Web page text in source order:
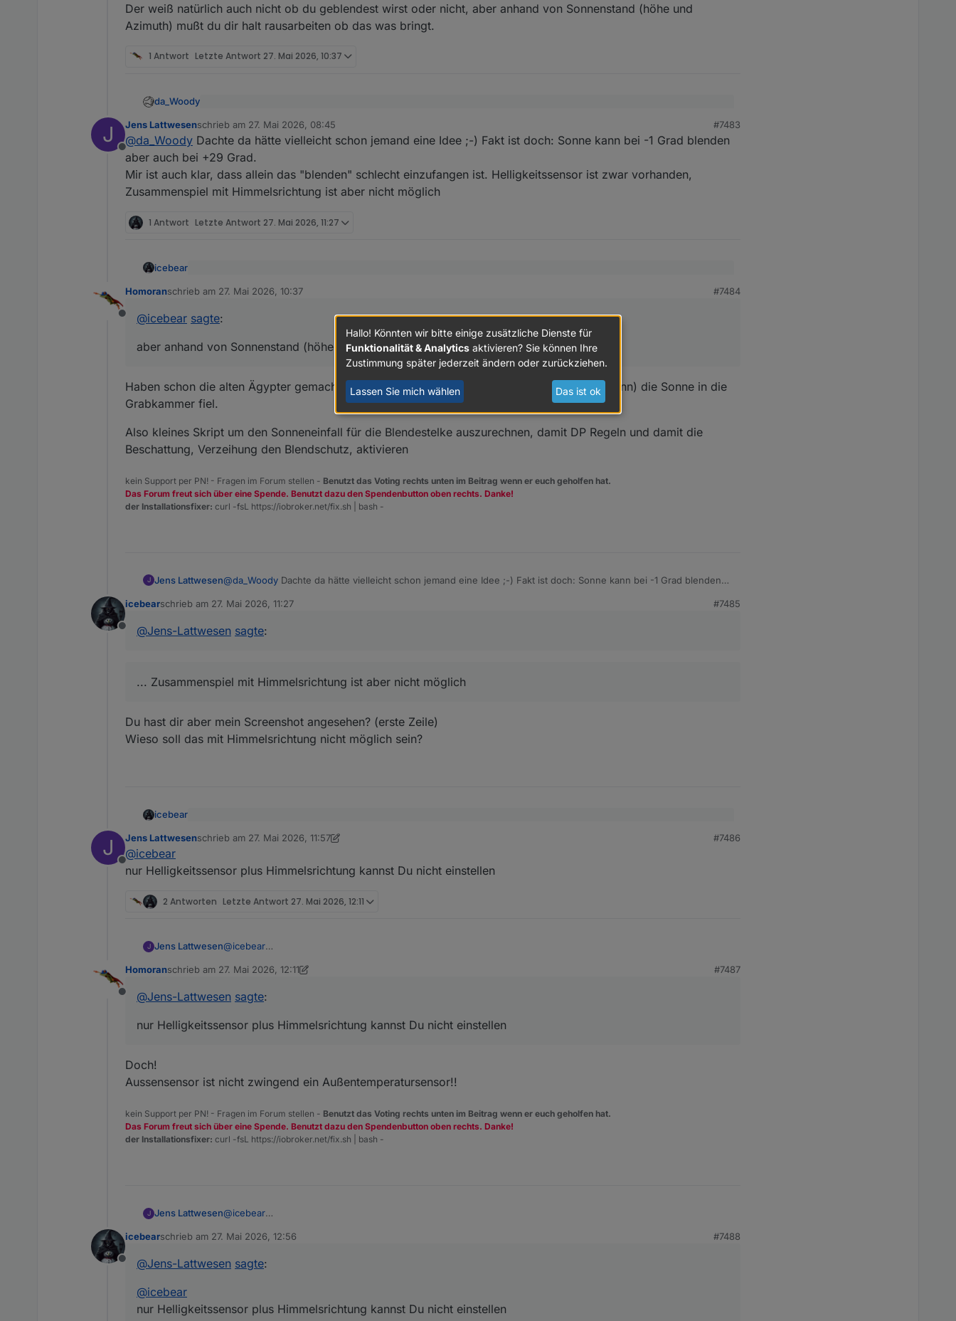
Der weiß natürlich auch nicht ob du geblendest wirst oder nicht, aber anhand von Sonnenstand (höhe und
Azimuth) mußt du dir halt rausarbeiten ob das was bringt.
1 Antwort Letzte Antwort 27. Mai 2026, 10:37
da_Woody
wenn die Sonne blendet
mit welchem gerät willst du das feststellen?
eventuell kann man da was mit
basteln...
J
Offline
Jens Lattwesenschrieb am 27. Mai 2026, 08:45
zuletzt editiert von
#7483
@da_Woody Dachte da hätte vielleicht schon jemand eine Idee ;-) Fakt ist doch: Sonne kann bei -1 Grad blenden
aber auch bei +29 Grad.
Mir ist auch klar, dass allein das "blenden" schlecht einzufangen ist. Helligkeitssensor ist zwar vorhanden,
Zusammenspiel mit Himmelsrichtung ist aber nicht möglich
1 Antwort Letzte Antwort 27. Mai 2026, 11:27
icebear
Ist shuttercontrol in der Lage, ganz einfach die Rolläden zu schließen bzw. runterzufahren, wenn die Sonne blendet?
Unabhängig von der Außen- oder Innentemperatur.
unbedingt über Auß- bzw. Innentemperatur steuern.
So z.B. mit einem homematics Lichtsensor
Der weiß natürlich auch nicht ob du geblendest wirst oder nicht, aber anhand von Sonnenstand (höhe und Azimuth) mußt
Offline
Homoranschrieb am 27. Mai 2026, 10:37
zuletzt editiert von
#7484
@icebear sagte:
aber anhand von Sonnenstand (höhe und Azimuth) mußt du dir halt rausarbeiten
Haben schon die alten Ägypter gemacht, so dass genau am Pharaos Geburtstag (und nur dann) die Sonne in die
Grabkammer fiel.
Also kleines Skript um den Sonneneinfall für die Blendestelke auszurechnen, damit DP Regeln und damit die
Beschattung, Verzeihung den Blendschutz, aktivieren
kein Support per PN! - Fragen im Forum stellen - Benutzt das Voting rechts unten im Beitrag wenn er euch geholfen hat.
Das Forum freut sich über eine Spende. Benutzt dazu den Spendenbutton oben rechts. Danke!
der Installationsfixer: curl -fsL https://iobroker.net/fix.sh | bash -
J Jens Lattwesen@da_Woody Dachte da hätte vielleicht schon jemand eine Idee ;-) Fakt ist doch: Sonne kann bei -1 Grad blenden
Mir ist auch klar, dass allein das "blenden" schlecht einzufangen ist. Helligkeitssensor ist zwar vorhanden,
Offline
icebearschrieb am 27. Mai 2026, 11:27
zuletzt editiert von
#7485
@Jens-Lattwesen sagte:
... Zusammenspiel mit Himmelsrichtung ist aber nicht möglich
Du hast dir aber mein Screenshot angesehen? (erste Zeile)
Wieso soll das mit Himmelsrichtung nicht möglich sein?
icebear
... Zusammenspiel mit Himmelsrichtung ist aber nicht möglich
Du hast dir aber mein Screenshot angesehen? (erste Zeile)
J
Offline
Jens Lattwesenschrieb am 27. Mai 2026, 11:57
zuletzt editiert von Jens Lattwesen
#7486
@icebear
nur Helligkeitssensor plus Himmelsrichtung kannst Du nicht einstellen
2 Antworten Letzte Antwort 27. Mai 2026, 12:11
J Jens Lattwesen@icebear
Offline
Homoranschrieb am 27. Mai 2026, 12:11
zuletzt editiert von Homoran
#7487
@Jens-Lattwesen sagte:
nur Helligkeitssensor plus Himmelsrichtung kannst Du nicht einstellen
Doch!
Aussensensor ist nicht zwingend ein Außentemperatursensor!!
kein Support per PN! - Fragen im Forum stellen - Benutzt das Voting rechts unten im Beitrag wenn er euch geholfen hat.
Das Forum freut sich über eine Spende. Benutzt dazu den Spendenbutton oben rechts. Danke!
der Installationsfixer: curl -fsL https://iobroker.net/fix.sh | bash -
J Jens Lattwesen@icebear
Offline
icebearschrieb am 27. Mai 2026, 12:56
zuletzt editiert von
#7488
@Jens-Lattwesen sagte:
@icebear
nur Helligkeitssensor plus Himmelsrichtung kannst Du nicht einstellen
Hallo! Könnten wir bitte einige zusätzliche Dienste für
Funktionalität & Analytics aktivieren? Sie können Ihre
Zustimmung später jederzeit ändern oder zurückziehen.
Lassen Sie mich wählen Das ist ok